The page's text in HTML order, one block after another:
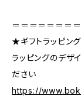
＝＝＝＝＝＝＝
★ギフトラッピン
ラッピングのデザ
ださい
https://